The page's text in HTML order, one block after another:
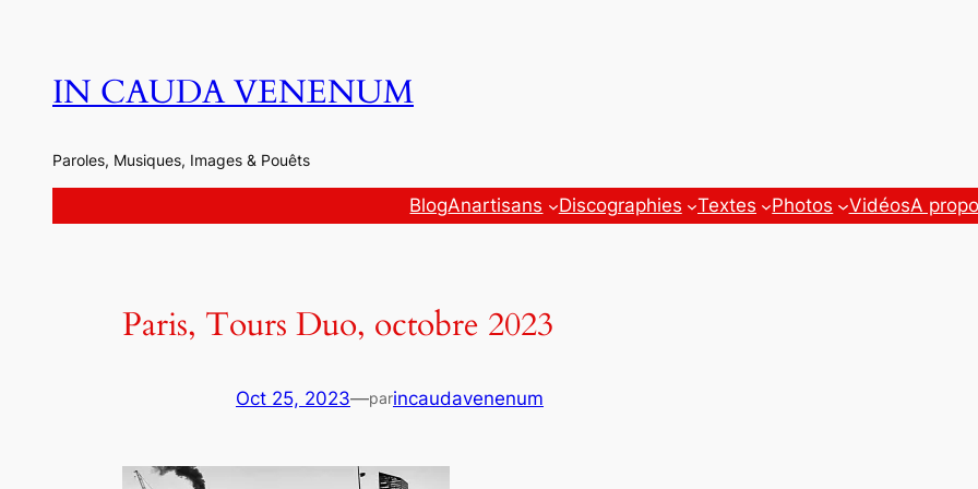
contenuIN CAUDA VENENUM
Paroles, Musiques, Images & Pouêts
BlogAnartisans Discographies Textes Photos VidéosA
Paris, Tours Duo, octobre 2023
Oct 25, 2023—parincaudavenenum